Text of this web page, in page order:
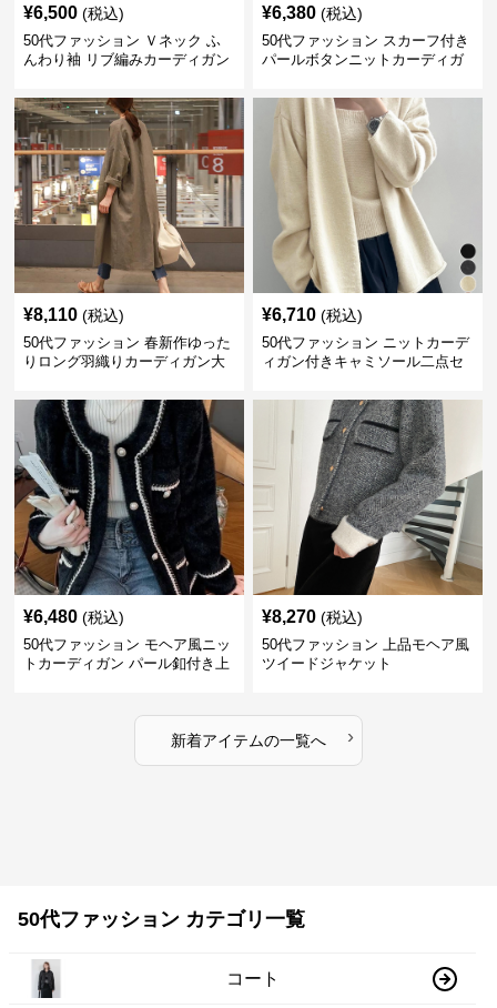
¥6,500 (税込)
50代ファッション Ｖネック ふ
んわり袖 リブ編みカーディガン
¥6,380 (税込)
50代ファッション スカーフ付き
パールボタンニットカーディガ
¥8,110 (税込)
50代ファッション 春新作ゆった
りロング羽織りカーディガン大
¥6,710 (税込)
50代ファッション ニットカーデ
ィガン付きキャミソール二点セ
¥6,480 (税込)
50代ファッション モヘア風ニッ
トカーディガン パール釦付き上
¥8,270 (税込)
50代ファッション 上品モヘア風
ツイードジャケット
新着アイテムの一覧へ ›
50代ファッション カテゴリ一覧
コート